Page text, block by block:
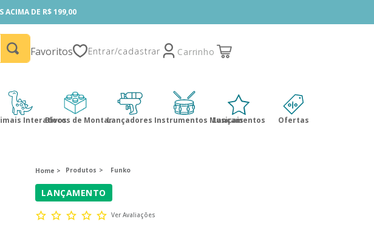
ACIMA DE R$ 199,00
ACIMA DE R$ 199,00
Favoritos
InterativosBlocos de MontarLançadores Instrumentos Musicais
Lançamentos Ofertas
Produtos Funko
LANÇAMENTO
Ver Avaliações